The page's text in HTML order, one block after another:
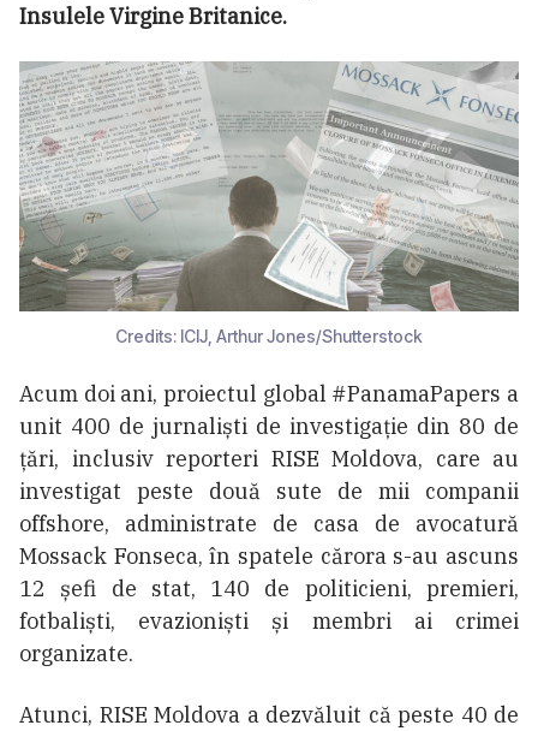
Insulele Virgine Britanice.
Credits: ICIJ, Arthur Jones/Shutterstock
Acum doi ani, proiectul global #PanamaPapers a
unit 400 de jurnaliști de investigație din 80 de
țări, inclusiv reporteri RISE Moldova, care au
investigat peste două sute de mii companii
offshore, administrate de casa de avocatură
Mossack Fonseca, în spatele cărora s-au ascuns
12 șefi de stat, 140 de politicieni, premieri,
fotbaliști, evazioniști și membri ai crimei
organizate.
Atunci, RISE Moldova a dezvăluit că peste 40 de